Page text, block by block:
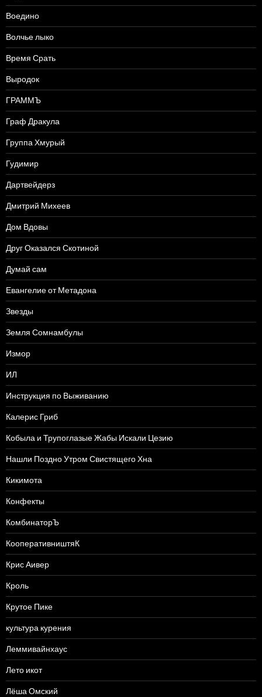
Воедино
Волчье лыко
Время Срать
Выродок
ГРАММЪ
Граф Дракула
Группа Хмурый
Гудимир
Дартвейдерз
Дмитрий Михеев
Дом Вдовы
Друг Оказался Скотиной
Думай сам
Евангелие от Метадона
Звезды
Земля Сомнамбулы
Измор
ИЛ
Инструкция по Выживанию
Калерис Гриб
Кобыла и Трупоглазые Жабы Искали Цезию
Нашли Поздно Утром Свистящего Хна
Кикимота
Конфекты
КомбинаторЪ
КооперативништяК
Крис Аивер
Кроль
Крутое Пике
культура курения
Леммивайнхаус
Лето икот
Лёша Омский